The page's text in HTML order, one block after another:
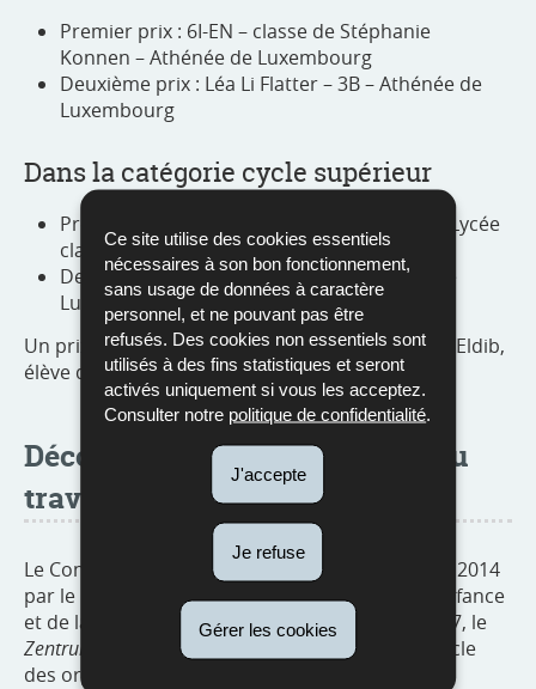
Ce site utilise des cookies essentiels
nécessaires à son bon fonctionnement,
sans usage de données à caractère
personnel, et ne pouvant pas être
refusés. Des cookies non essentiels sont
utilisés à des fins statistiques et seront
activés uniquement si vous les acceptez.
Consulter notre politique de confidentialité
J'accepte
Je refuse
Gérer les cookies
Premier prix : 6I-EN – classe de Stéphanie
Konnen – Athénée de Luxembourg
Deuxième prix : Léa Li Flatter – 3B – Athénée de
Luxembourg
Dans la catégorie cycle supérieur
Premier prix : 2CA – classe de Raoul Grün – Lycée
classique d’Echternach
Deuxième prix : Maria Mlik – 3e– Athénée de
Luxembourg
Un prix d’encouragement a été décerné à Nada Eldib,
élève de la 6C3 du Lycée Ermesinde à Mersch.
Découvrir toutes les facettes du
travail journalistique
Le Concours jeune journaliste (CJJ) a été créé en 2014
par le ministère de l’Éducation nationale, de l’Enfance
et de la Jeunesse et le Conseil de presse. En 2017, le
Zentrum fir politesch Bildung
(ZpB) a rejoint le cercle
des organisateurs.